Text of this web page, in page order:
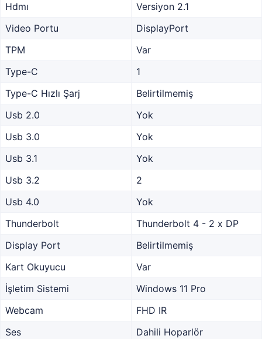
Hdmı
Versiyon 2.1
Video Portu
DisplayPort
TPM
Var
Type-C
1
Type-C Hızlı Şarj
Belirtilmemiş
Usb 2.0
Yok
Usb 3.0
Yok
Usb 3.1
Yok
Usb 3.2
2
Usb 4.0
Yok
Thunderbolt
Thunderbolt 4 - 2 x DP
Display Port
Belirtilmemiş
Kart Okuyucu
Var
İşletim Sistemi
Windows 11 Pro
Webcam
FHD IR
Ses
Dahili Hoparlör